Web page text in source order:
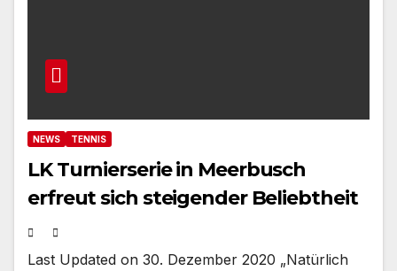
NEWS TENNIS
LK Turnierserie in Meerbusch
erfreut sich steigender Beliebtheit
Last Updated on 30. Dezember 2020 „Natürlich